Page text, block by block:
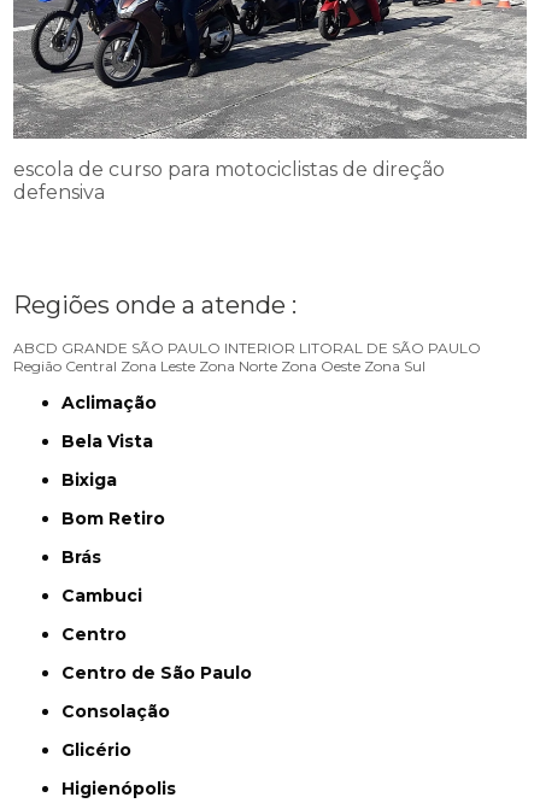
escola de curso para motociclistas de direção
defensiva
Regiões onde a atende :
ABCD GRANDE SÃO PAULO INTERIOR LITORAL DE SÃO PAULO
Região Central Zona Leste Zona Norte Zona Oeste Zona Sul
Aclimação
Bela Vista
Bixiga
Bom Retiro
Brás
Cambuci
Centro
Centro de São Paulo
Consolação
Glicério
Higienópolis